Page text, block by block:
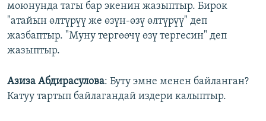
моюнунда тагы бар экенин жазыптыр. Бирок
"атайын өлтүрүү же өзүн-өзү өлтүрүү" деп
жазбаптыр. "Муну тергөөчү өзү тергесин" деп
жазыптыр.
Азиза Абдирасулова: Буту эмне менен байланган?
Катуу тартып байлагандай издери калыптыр.